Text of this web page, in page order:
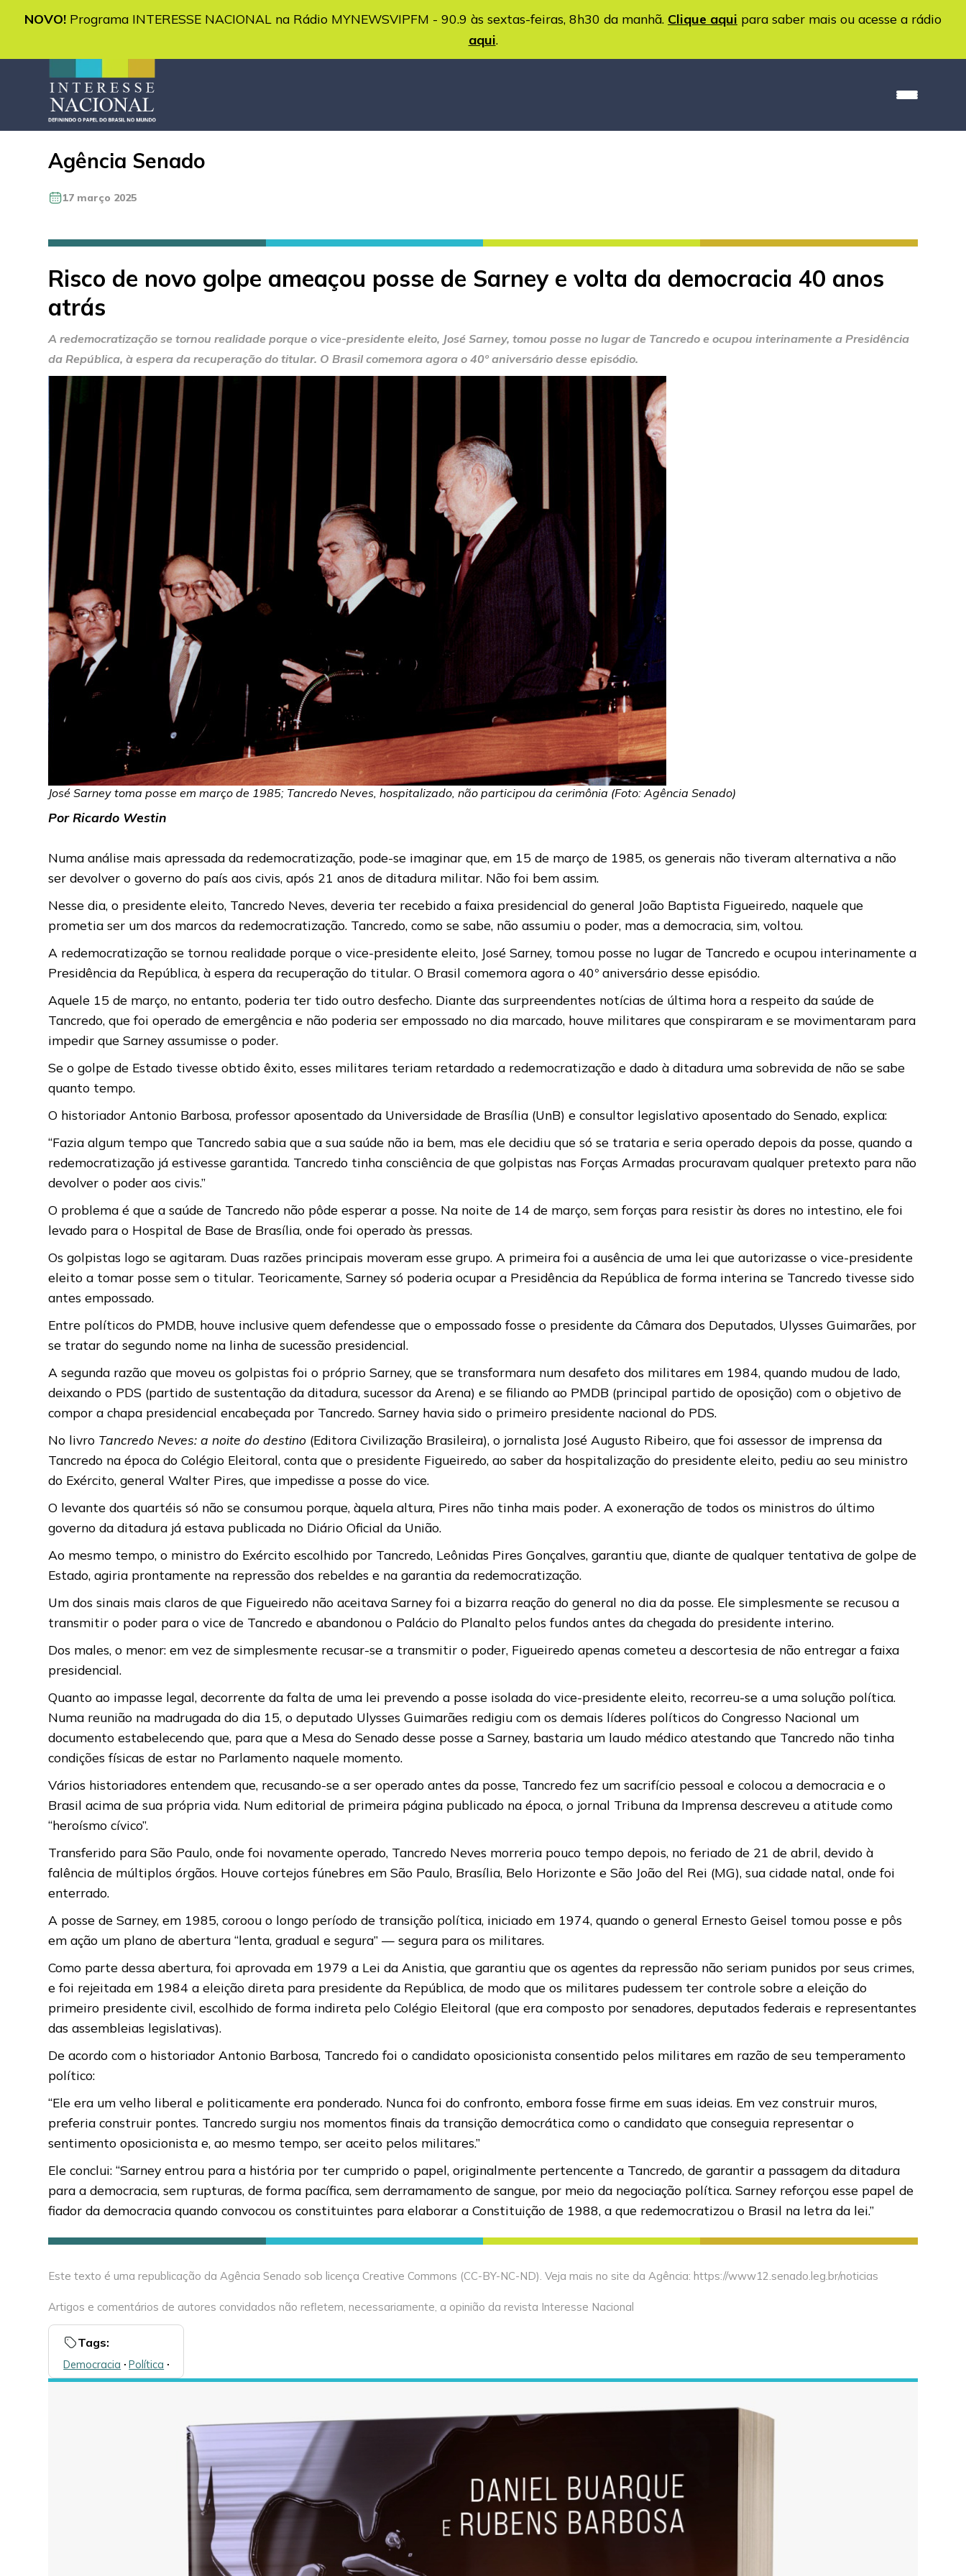
NOVO! Programa INTERESSE NACIONAL na Rádio MYNEWSVIPFM - 90.9 às sextas-feiras, 8h30 da manhã. Clique aqui para saber mais ou acesse a rádio
aqui.
Agência Senado
17 março 2025
Risco de novo golpe ameaçou posse de Sarney e volta da democracia 40 anos
atrás
A redemocratização se tornou realidade porque o vice-presidente eleito, José Sarney, tomou posse no lugar de Tancredo e ocupou interinamente a Presidência
da República, à espera da recuperação do titular. O Brasil comemora agora o 40º aniversário desse episódio.
José Sarney toma posse em março de 1985; Tancredo Neves, hospitalizado, não participou da cerimônia (Foto: Agência Senado)
Por Ricardo Westin
Numa análise mais apressada da redemocratização, pode-se imaginar que, em 15 de março de 1985, os generais não tiveram alternativa a não
ser devolver o governo do país aos civis, após 21 anos de ditadura militar. Não foi bem assim.
Nesse dia, o presidente eleito, Tancredo Neves, deveria ter recebido a faixa presidencial do general João Baptista Figueiredo, naquele que
prometia ser um dos marcos da redemocratização. Tancredo, como se sabe, não assumiu o poder, mas a democracia, sim, voltou.
A redemocratização se tornou realidade porque o vice-presidente eleito, José Sarney, tomou posse no lugar de Tancredo e ocupou interinamente a
Presidência da República, à espera da recuperação do titular. O Brasil comemora agora o 40º aniversário desse episódio.
Aquele 15 de março, no entanto, poderia ter tido outro desfecho. Diante das surpreendentes notícias de última hora a respeito da saúde de
Tancredo, que foi operado de emergência e não poderia ser empossado no dia marcado, houve militares que conspiraram e se movimentaram para
impedir que Sarney assumisse o poder.
Se o golpe de Estado tivesse obtido êxito, esses militares teriam retardado a redemocratização e dado à ditadura uma sobrevida de não se sabe
quanto tempo.
O historiador Antonio Barbosa, professor aposentado da Universidade de Brasília (UnB) e consultor legislativo aposentado do Senado, explica:
“Fazia algum tempo que Tancredo sabia que a sua saúde não ia bem, mas ele decidiu que só se trataria e seria operado depois da posse, quando a
redemocratização já estivesse garantida. Tancredo tinha consciência de que golpistas nas Forças Armadas procuravam qualquer pretexto para não
devolver o poder aos civis.”
O problema é que a saúde de Tancredo não pôde esperar a posse. Na noite de 14 de março, sem forças para resistir às dores no intestino, ele foi
levado para o Hospital de Base de Brasília, onde foi operado às pressas.
Os golpistas logo se agitaram. Duas razões principais moveram esse grupo. A primeira foi a ausência de uma lei que autorizasse o vice-presidente
eleito a tomar posse sem o titular. Teoricamente, Sarney só poderia ocupar a Presidência da República de forma interina se Tancredo tivesse sido
antes empossado.
Entre políticos do PMDB, houve inclusive quem defendesse que o empossado fosse o presidente da Câmara dos Deputados, Ulysses Guimarães, por
se tratar do segundo nome na linha de sucessão presidencial.
A segunda razão que moveu os golpistas foi o próprio Sarney, que se transformara num desafeto dos militares em 1984, quando mudou de lado,
deixando o PDS (partido de sustentação da ditadura, sucessor da Arena) e se filiando ao PMDB (principal partido de oposição) com o objetivo de
compor a chapa presidencial encabeçada por Tancredo. Sarney havia sido o primeiro presidente nacional do PDS.
No livro Tancredo Neves: a noite do destino (Editora Civilização Brasileira), o jornalista José Augusto Ribeiro, que foi assessor de imprensa da
Tancredo na época do Colégio Eleitoral, conta que o presidente Figueiredo, ao saber da hospitalização do presidente eleito, pediu ao seu ministro
do Exército, general Walter Pires, que impedisse a posse do vice.
O levante dos quartéis só não se consumou porque, àquela altura, Pires não tinha mais poder. A exoneração de todos os ministros do último
governo da ditadura já estava publicada no Diário Oficial da União.
Ao mesmo tempo, o ministro do Exército escolhido por Tancredo, Leônidas Pires Gonçalves, garantiu que, diante de qualquer tentativa de golpe de
Estado, agiria prontamente na repressão dos rebeldes e na garantia da redemocratização.
Um dos sinais mais claros de que Figueiredo não aceitava Sarney foi a bizarra reação do general no dia da posse. Ele simplesmente se recusou a
transmitir o poder para o vice de Tancredo e abandonou o Palácio do Planalto pelos fundos antes da chegada do presidente interino.
Dos males, o menor: em vez de simplesmente recusar-se a transmitir o poder, Figueiredo apenas cometeu a descortesia de não entregar a faixa
presidencial.
Quanto ao impasse legal, decorrente da falta de uma lei prevendo a posse isolada do vice-presidente eleito, recorreu-se a uma solução política.
Numa reunião na madrugada do dia 15, o deputado Ulysses Guimarães redigiu com os demais líderes políticos do Congresso Nacional um
documento estabelecendo que, para que a Mesa do Senado desse posse a Sarney, bastaria um laudo médico atestando que Tancredo não tinha
condições físicas de estar no Parlamento naquele momento.
Vários historiadores entendem que, recusando-se a ser operado antes da posse, Tancredo fez um sacrifício pessoal e colocou a democracia e o
Brasil acima de sua própria vida. Num editorial de primeira página publicado na época, o jornal Tribuna da Imprensa descreveu a atitude como
“heroísmo cívico”.
Transferido para São Paulo, onde foi novamente operado, Tancredo Neves morreria pouco tempo depois, no feriado de 21 de abril, devido à
falência de múltiplos órgãos. Houve cortejos fúnebres em São Paulo, Brasília, Belo Horizonte e São João del Rei (MG), sua cidade natal, onde foi
enterrado.
A posse de Sarney, em 1985, coroou o longo período de transição política, iniciado em 1974, quando o general Ernesto Geisel tomou posse e pôs
em ação um plano de abertura “lenta, gradual e segura” — segura para os militares.
Como parte dessa abertura, foi aprovada em 1979 a Lei da Anistia, que garantiu que os agentes da repressão não seriam punidos por seus crimes,
e foi rejeitada em 1984 a eleição direta para presidente da República, de modo que os militares pudessem ter controle sobre a eleição do
primeiro presidente civil, escolhido de forma indireta pelo Colégio Eleitoral (que era composto por senadores, deputados federais e representantes
das assembleias legislativas).
De acordo com o historiador Antonio Barbosa, Tancredo foi o candidato oposicionista consentido pelos militares em razão de seu temperamento
político:
“Ele era um velho liberal e politicamente era ponderado. Nunca foi do confronto, embora fosse firme em suas ideias. Em vez construir muros,
preferia construir pontes. Tancredo surgiu nos momentos finais da transição democrática como o candidato que conseguia representar o
sentimento oposicionista e, ao mesmo tempo, ser aceito pelos militares.”
Ele conclui: “Sarney entrou para a história por ter cumprido o papel, originalmente pertencente a Tancredo, de garantir a passagem da ditadura
para a democracia, sem rupturas, de forma pacífica, sem derramamento de sangue, por meio da negociação política. Sarney reforçou esse papel de
fiador da democracia quando convocou os constituintes para elaborar a Constituição de 1988, a que redemocratizou o Brasil na letra da lei.”
Este texto é uma republicação da Agência Senado sob licença Creative Commons (CC-BY-NC-ND). Veja mais no site da Agência: https://www12.senado.leg.br/noticias
Artigos e comentários de autores convidados não refletem, necessariamente, a opinião da revista Interesse Nacional
Tags:
Democracia 🞌Política 🞌